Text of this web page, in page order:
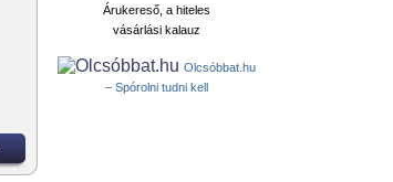
Árukereső, a hiteles
vásárlási kalauz
Olcsóbbat.hu
– Spórolni tudni kell